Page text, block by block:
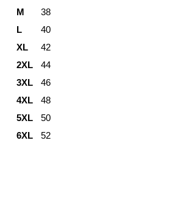
M
38
L
40
XL
42
2XL
44
3XL
46
4XL
48
5XL
50
6XL
52